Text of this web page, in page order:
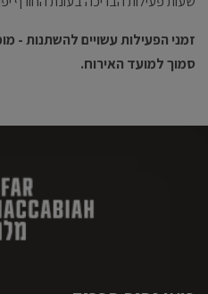
זמני הפעילות עשויים להשתנות -
סמוך למועד האירוח.